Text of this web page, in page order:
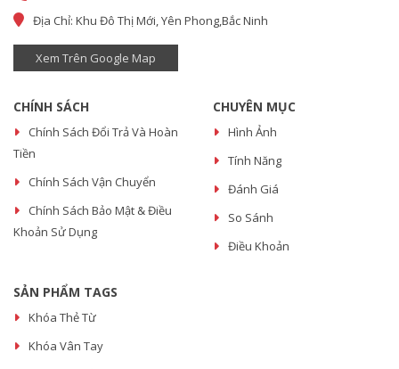
Địa Chỉ: Khu Đô Thị Mới, Yên Phong,Bắc Ninh
Xem Trên Google Map
CHÍNH SÁCH
Chính Sách Đổi Trả Và Hoàn
Tiền
Chính Sách Vận Chuyển
Chính Sách Bảo Mật & Điều
Khoản Sử Dụng
CHUYÊN MỤC
Hình Ảnh
Tính Năng
Đánh Giá
So Sánh
Điều Khoản
SẢN PHẨM TAGS
Khóa Thẻ Từ
Khóa Vân Tay